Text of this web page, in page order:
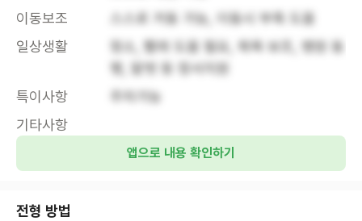
이동보조
스스로 거동 가능, 이동시 부축 도움
일상생활
청소, 빨래 도움 필요, 목욕 보조, 병원 동
행, 말벗 등 정서지원
특이사항
주차가능
기타사항
앱으로 내용 확인하기
전형 방법